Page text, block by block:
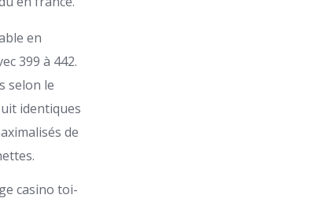
en
399 à 442.
selon le
identiques
de
casino toi-